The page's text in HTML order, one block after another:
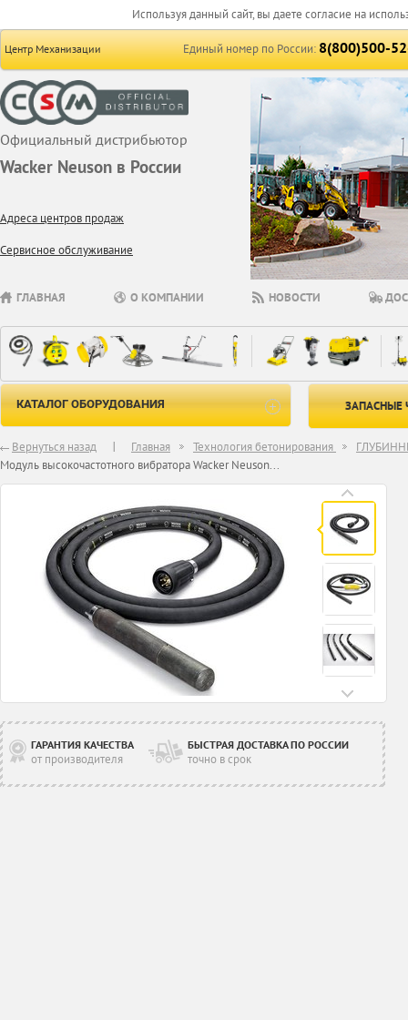
Используя данный сайт, вы даете согласие на
Центр Механизации Единый номер по России:8(800)500-
Официальный дистрибьютор
Wacker Neuson в России
Адреса центров продаж
Сервисное обслуживание
ГЛАВНАЯ О КОМПАНИИ НОВОСТИ
КАТАЛОГ ОБОРУДОВАНИЯ ЗАПАСНЫЕ
Вернуться назад Главная Технология бетонирования
Модуль высокочастотного вибратора Wacker Neuson...
ГАРАНТИЯ КАЧЕСТВА
от производителя
БЫСТРАЯ ДОСТАВКА ПО РОССИИ
точно в срок